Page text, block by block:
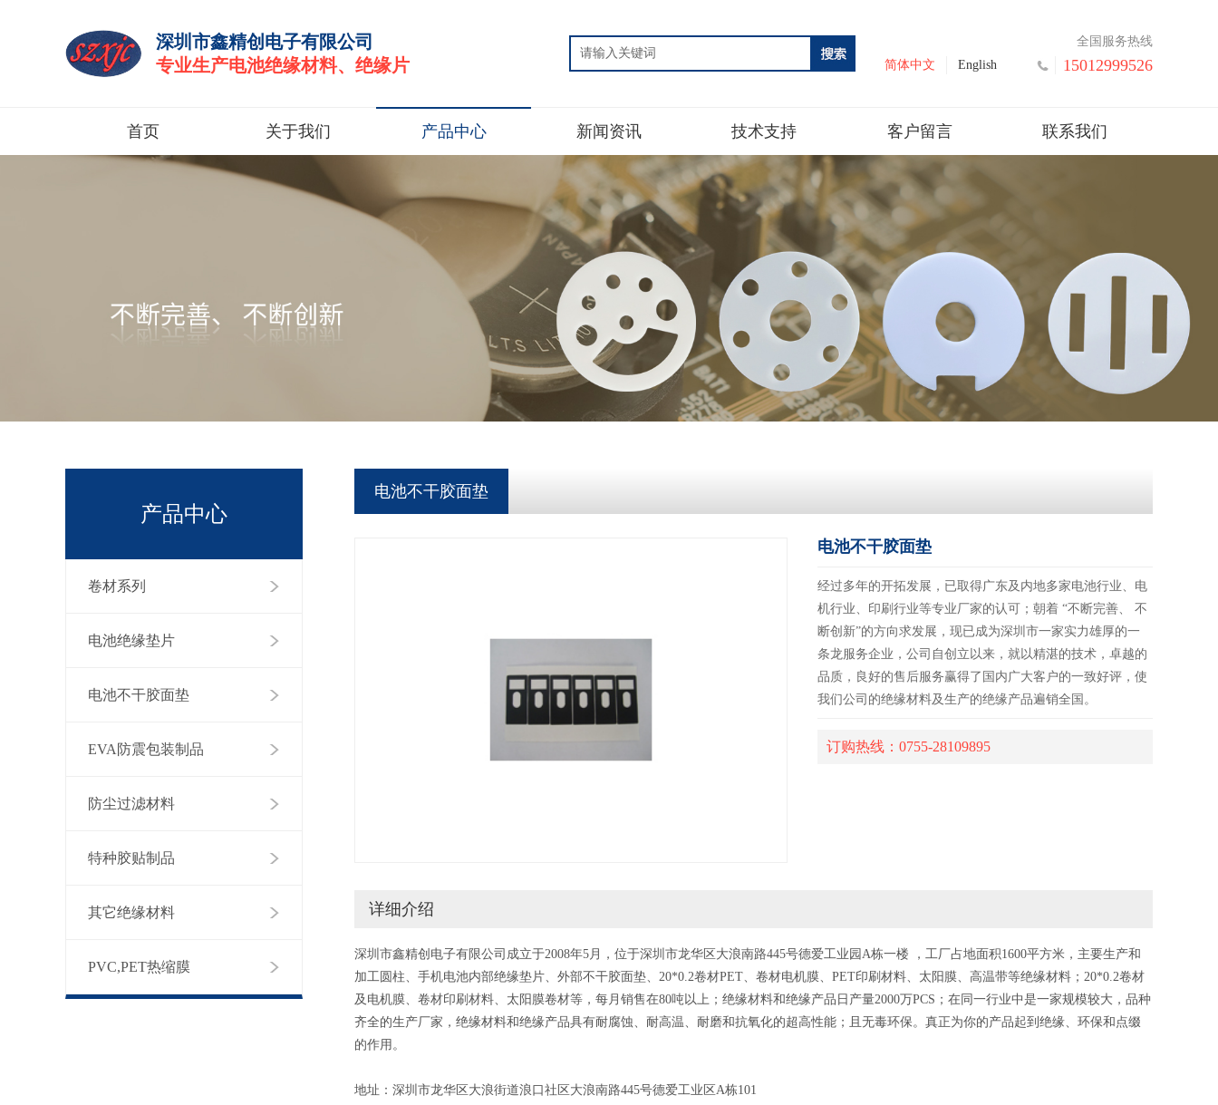
深圳市鑫精创电子有限公司
专业生产电池绝缘材料、绝缘片
全国服务热线
15012999526
简体中文 English
首页 关于我们 产品中心 新闻资讯 技术支持 客户留言 联系我们
产品中心
卷材系列
电池绝缘垫片
电池不干胶面垫
EVA防震包装制品
防尘过滤材料
特种胶贴制品
其它绝缘材料
PVC,PET热缩膜
电池不干胶面垫
电池不干胶面垫
经过多年的开拓发展，已取得广东及内地多家电池行业、电
机行业、印刷行业等专业厂家的认可；朝着 “不断完善、 不
断创新”的方向求发展，现已成为深圳市一家实力雄厚的一
条龙服务企业，公司自创立以来，就以精湛的技术，卓越的
品质，良好的售后服务赢得了国内广大客户的一致好评，使
我们公司的绝缘材料及生产的绝缘产品遍销全国。
订购热线：0755-28109895
详细介绍
深圳市鑫精创电子有限公司成立于2008年5月，位于深圳市龙华区大浪南路445号德爱工业园A栋一楼 ，工厂占地面积1600平方米，主要生产和
加工圆柱、手机电池内部绝缘垫片、外部不干胶面垫、20*0.2卷材PET、卷材电机膜、PET印刷材料、太阳膜、高温带等绝缘材料；20*0.2卷材
及电机膜、卷材印刷材料、太阳膜卷材等，每月销售在80吨以上；绝缘材料和绝缘产品日产量2000万PCS；在同一行业中是一家规模较大，品种
齐全的生产厂家，绝缘材料和绝缘产品具有耐腐蚀、耐高温、耐磨和抗氧化的超高性能；且无毒环保。真正为你的产品起到绝缘、环保和点缀
的作用。
地址：深圳市龙华区大浪街道浪口社区大浪南路445号德爱工业区A栋101